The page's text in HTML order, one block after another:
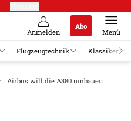
Anmelden
Abo
Menü
Flugzeugtechnik Klassiker
Airbus will die A380 umbauen